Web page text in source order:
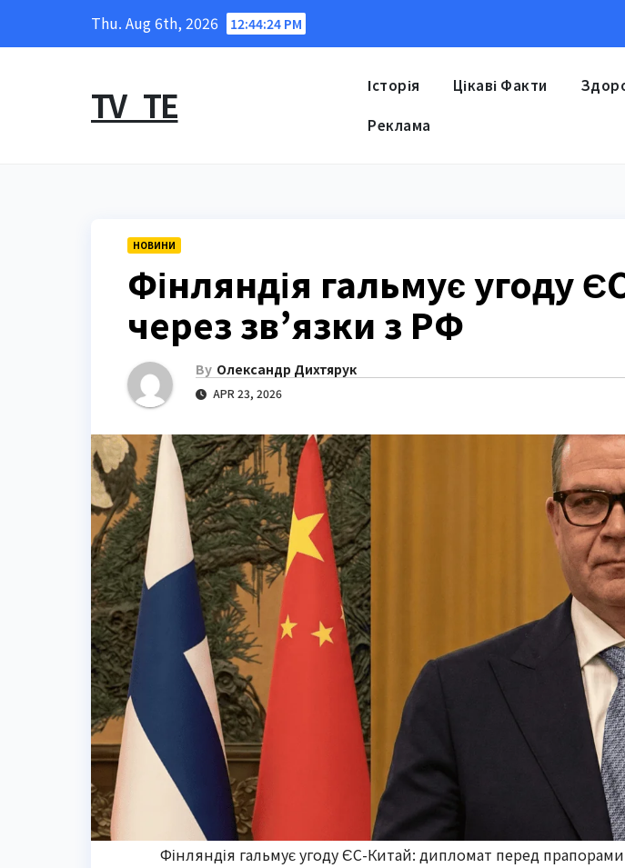
Thu. Aug 6th, 2026 12:44:25 PM
TV_TE Історія Цікаві Факти
Реклама
НОВИНИ
Фінляндія гальмує угоду
через зв’язки з РФ
By Олександр Дихтярук
APR 23, 2026
Фінляндія гальмує угоду ЄС-Китай: дипломат перед